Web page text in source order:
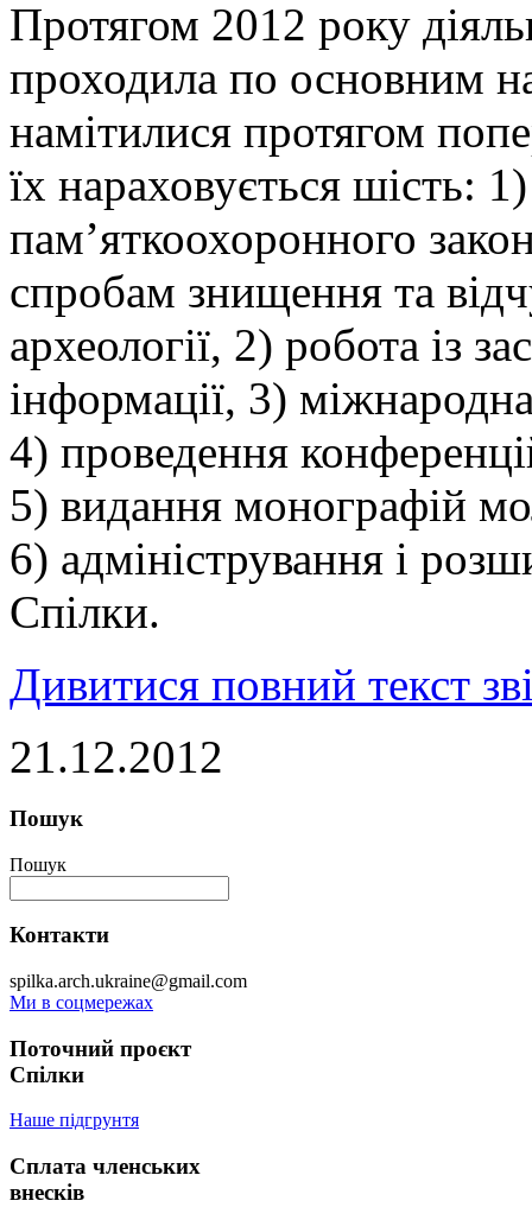
Протягом 2012 року
проходила по основним
намітилися протягом
їх нараховується шість:
пам’яткоохоронного
спробам знищення та
археології, 2) робота із
інформації, 3)
4) проведення
5) видання монографій
6) адміністрування і
Спілки.
Дивитися повний текст
21.12.2012
Пошук
Пошук
Контакти
spilka.arch.ukraine@gmail.com
Ми в соцмережах
Поточний проєкт
Спілки
Наше підгрунтя
Сплата членських
внесків